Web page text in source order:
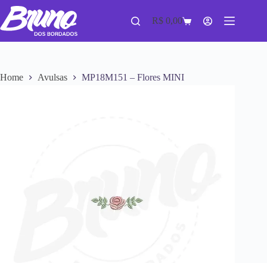
R$ 0,00
Home Avulsas MP18M151 – Flores MINI